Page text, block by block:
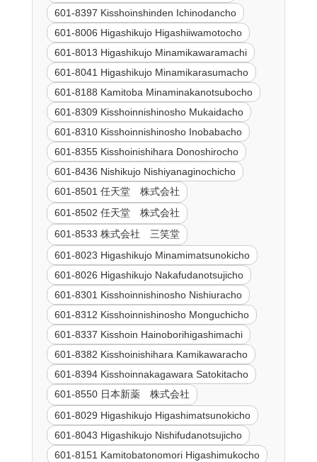
601-8397 Kisshoinshinden Ichinodancho
601-8006 Higashikujo Higashiiwamotocho
601-8013 Higashikujo Minamikawaramachi
601-8041 Higashikujo Minamikarasumacho
601-8188 Kamitoba Minaminakanotsubocho
601-8309 Kisshoinnishinosho Mukaidacho
601-8310 Kisshoinnishinosho Inobabacho
601-8355 Kisshoinishihara Donoshirocho
601-8436 Nishikujo Nishiyanaginochicho
601-8501 任天堂 株式会社
601-8502 任天堂 株式会社
601-8533 株式会社 三笑堂
601-8023 Higashikujo Minamimatsunokicho
601-8026 Higashikujo Nakafudanotsujicho
601-8301 Kisshoinnishinosho Nishiuracho
601-8312 Kisshoinnishinosho Monguchicho
601-8337 Kisshoin Hainoborihigashimachi
601-8382 Kisshoinishihara Kamikawaracho
601-8394 Kisshoinnakagawara Satokitacho
601-8550 日本新薬 株式会社
601-8029 Higashikujo Higashimatsunokicho
601-8043 Higashikujo Nishifudanotsujicho
601-8151 Kamitobatonomori Higashimukocho